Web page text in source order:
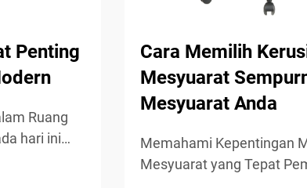
Penting
Ruang
hari ini
lipat
Cara Memilih
Mesyuarat
Mesyuarat Anda
Memahami Kepentingan
Mesyuarat yang Tepat